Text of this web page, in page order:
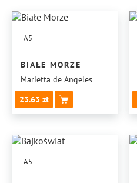
A5
BIAŁE MORZE
Marietta de Angeles
23.63
A5